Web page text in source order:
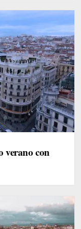
verano con